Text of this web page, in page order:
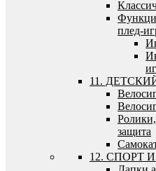
плед-
11.
защита
12. СПОРТ